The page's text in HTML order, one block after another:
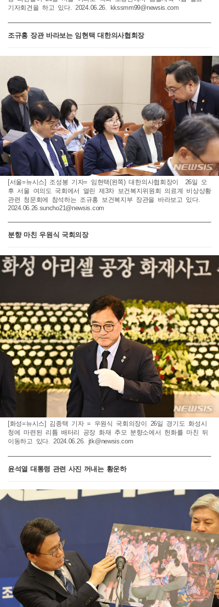
기자회견을 하고 있다. 2024.06.26.
kkssmm99@newsis.com
조규홍 장관 바라보는 임현택 대한의사협회장
[서울=뉴시스] 조성봉 기자= 임현택(왼쪽) 대한의사협회장이 26일 오
후 서울 여의도 국회에서 열린 제3차 보건복지위원회 의료계 비상상황
관련 청문회에 참석하는 조규홍 보건복지부 장관을 바라보고 있다.
2024.06.26.suncho21@newsis.com
분향 마친 우원식 국회의장
[화성=뉴시스] 김종택 기자 = 우원식 국회의장이 26일 경기도 화성시
청에 마련된 리튬 배터리 공장 화재 추모 분향소에서 헌화를 마친 뒤
이동하고 있다. 2024.06.26. jtk@newsis.com
윤석열 대통령 관련 사진 꺼내는 황운하